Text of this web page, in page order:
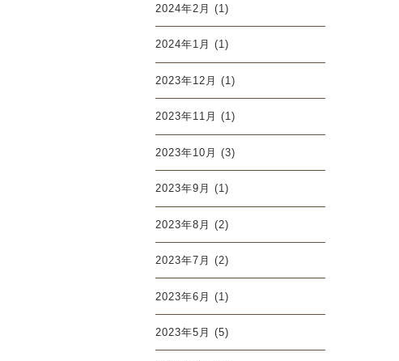
2024年2月 (1)
2024年1月 (1)
2023年12月 (1)
2023年11月 (1)
2023年10月 (3)
2023年9月 (1)
2023年8月 (2)
2023年7月 (2)
2023年6月 (1)
2023年5月 (5)